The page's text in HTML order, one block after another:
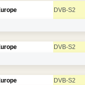
DVB-S2
DVB-S2
DVB-S2